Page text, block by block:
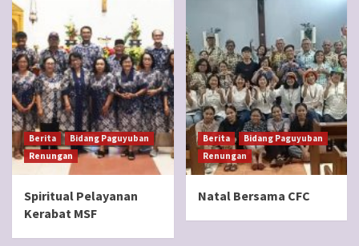
Berita
Bidang Paguyuban
Renungan
Spiritual Pelayanan
Kerabat MSF
Berita
Bidang Paguyuban
Renungan
Natal Bersama CFC